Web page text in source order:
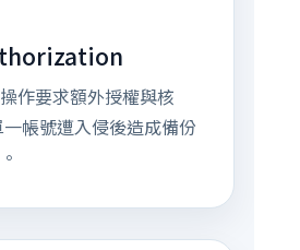
作要求額外授權與核
帳號遭入侵後造成備份